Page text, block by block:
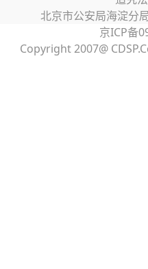
北京市公安局海淀分
京ICP备
Copyright 2007@